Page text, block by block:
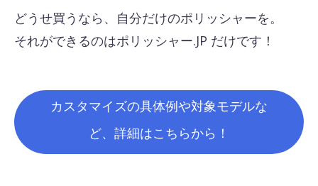
どうせ買うなら、自分だけのポリッシャーを。
それができるのはポリッシャー.JP だけです！
カスタマイズの具体例や対象モデルな
ど、詳細はこちらから！